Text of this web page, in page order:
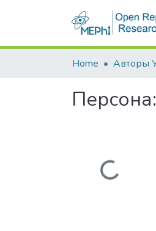
Home Авторы
Персона:
Загружается...